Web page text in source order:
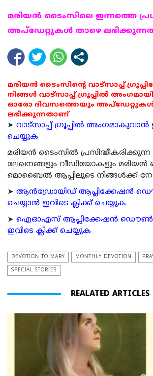
മരിയന്‍ ടൈംസിലെ ഇന്നത്തെ
അപ്ഡേറ്റുകള്‍ താഴെ
മരിയൻ ടൈംസിന്റെ വാട്സാപ്പ്
നിങ്ങൾ വാട്സാപ്പ് ഗ്രൂപ്പിൽ
ഓരോ ദിവസത്തെയും അപ്ഡേറ്റുകൾ
ലഭിക്കുന്നതാണ്
➤ വാട്സാപ്പ് ഗ്രൂപ്പിൽ അംഗമാകുവാൻ
ചെയ്യുക
മരിയന്‍ ടൈംസില്‍
ലേഖനങ്ങളും വീഡിയോകളും മരിയന്‍
മൊബൈല്‍ ആപ്പിലൂടെ നിങ്ങള്‍ക്ക്
➤ ആന്‍ഡ്രോയിഡ് ആപ്ലിക്കേഷന്‍
ചെയ്യാന്‍ ഇവിടെ ക്ലിക്ക് ചെയ്യുക
➤ ഐഓഎസ് ആപ്ലിക്കേഷന്‍
ഇവിടെ ക്ലിക്ക് ചെയ്യുക
DEVOTION TO MARY MONTHLY DEVOTION
SPECIAL STORIES
REALATED ARTICLES